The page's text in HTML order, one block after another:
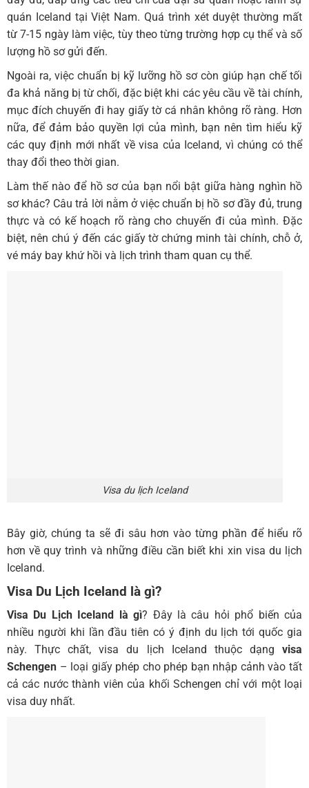
quán Iceland tại Việt Nam. Quá trình xét duyệt thường mất
từ 7-15 ngày làm việc, tùy theo từng trường hợp cụ thể và số
lượng hồ sơ gửi đến.
Ngoài ra, việc chuẩn bị kỹ lưỡng hồ sơ còn giúp hạn chế tối
đa khả năng bị từ chối, đặc biệt khi các yêu cầu về tài chính,
mục đích chuyến đi hay giấy tờ cá nhân không rõ ràng. Hơn
nữa, để đảm bảo quyền lợi của mình, bạn nên tìm hiểu kỹ
các quy định mới nhất về visa của Iceland, vì chúng có thể
thay đổi theo thời gian.
Làm thế nào để hồ sơ của bạn nổi bật giữa hàng nghìn hồ
sơ khác? Câu trả lời nằm ở việc chuẩn bị hồ sơ đầy đủ, trung
thực và có kế hoạch rõ ràng cho chuyến đi của mình. Đặc
biệt, nên chú ý đến các giấy tờ chứng minh tài chính, chỗ ở,
vé máy bay khứ hồi và lịch trình tham quan cụ thể.
Visa du lịch Iceland
Bây giờ, chúng ta sẽ đi sâu hơn vào từng phần để hiểu rõ
hơn về quy trình và những điều cần biết khi xin visa du lịch
Iceland.
Visa Du Lịch Iceland là gì?
Visa Du Lịch Iceland là gì? Đây là câu hỏi phổ biến của
nhiều người khi lần đầu tiên có ý định du lịch tới quốc gia
này. Thực chất, visa du lịch Iceland thuộc dạng visa
Schengen – loại giấy phép cho phép bạn nhập cảnh vào tất
cả các nước thành viên của khối Schengen chỉ với một loại
visa duy nhất.